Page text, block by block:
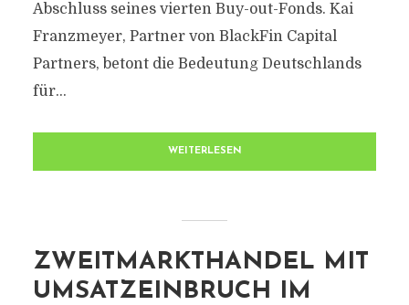
Abschluss seines vierten Buy-out-Fonds. Kai
Franzmeyer, Partner von BlackFin Capital
Partners, betont die Bedeutung Deutschlands
für...
WEITERLESEN
ZWEITMARKTHANDEL MIT
UMSATZEINBRUCH IM